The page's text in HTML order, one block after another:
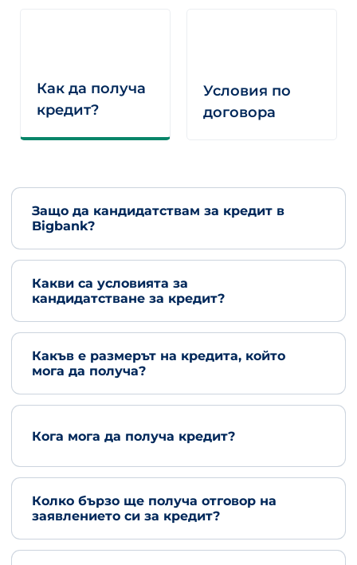
Как да получа
кредит?
Условия по
договора
Защо да кандидатствам за кредит в
Bigbank?
Какви са условията за
кандидатстване за кредит?
Какъв е размерът на кредита, който
мога да получа?
Кога мога да получа кредит?
Колко бързо ще получа отговор на
заявлението си за кредит?